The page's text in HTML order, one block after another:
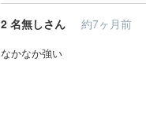
2 名無しさん 約7ヶ月前
なかなか強い